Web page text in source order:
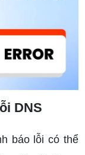
DNS
báo lỗi có thể